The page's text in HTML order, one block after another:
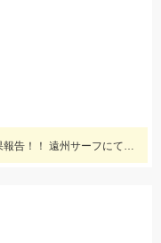
イシグロ高林店スタッフ高橋より釣果報告！！ 遠州サーフにてアブコ＆シオなど小型青物回遊中！！